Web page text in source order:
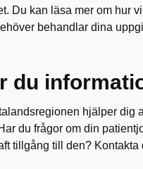
Du kan läsa mer om hur
behandlar dina
du
hjälper dig
du frågor om din
tillgång till den?